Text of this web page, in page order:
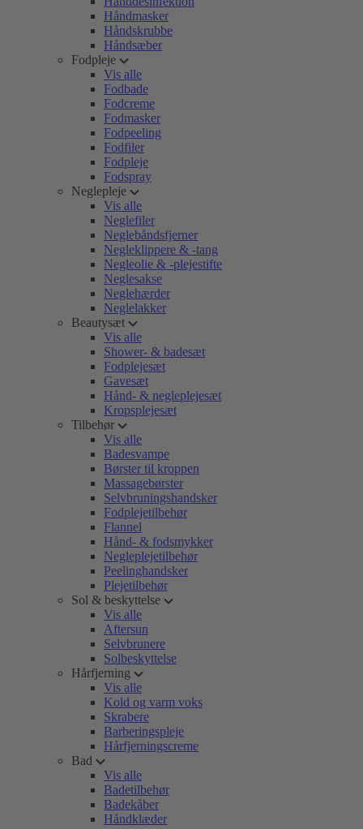
Håndmasker
Håndskrubbe
Håndsæber
Fodpleje
Vis alle
Fodbade
Fodcreme
Fodmasker
Fodpeeling
Fodfiler
Fodpleje
Fodspray
Neglepleje
Vis alle
Neglefiler
Neglebåndsfjerner
Negleklippere & -tang
Negleolie & -plejestifte
Neglesakse
Neglehærder
Neglelakker
Beautysæt
Vis alle
Shower- & badesæt
Fodplejesæt
Gavesæt
Hånd- & negleplejesæt
Kropsplejesæt
Tilbehør
Vis alle
Badesvampe
Børster til kroppen
Massagebørster
Selvbruningshandsker
Fodplejetilbehør
Flannel
Hånd- & fodsmykker
Negleplejetilbehør
Peelinghandsker
Plejetilbehør
Sol & beskyttelse
Vis alle
Aftersun
Selvbrunere
Solbeskyttelse
Hårfjerning
Vis alle
Kold og varm voks
Skrabere
Barberingspleje
Hårfjerningscreme
Bad
Vis alle
Badetilbehør
Badekåber
Håndklæder